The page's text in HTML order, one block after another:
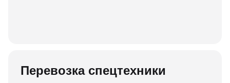
Перевозка спецтехники